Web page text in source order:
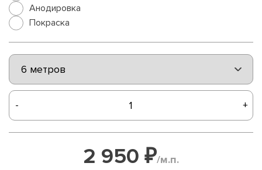
Анодировка
Покраска
- +
2 950 ₽/м.п.